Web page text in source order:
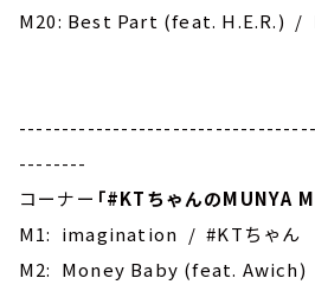
M20: Best Part (feat. H.E.R.) /
--------
コーナー 「#KTちゃんのMUNYA
M1: imagination / #KTちゃん
M2: Money Baby (feat.